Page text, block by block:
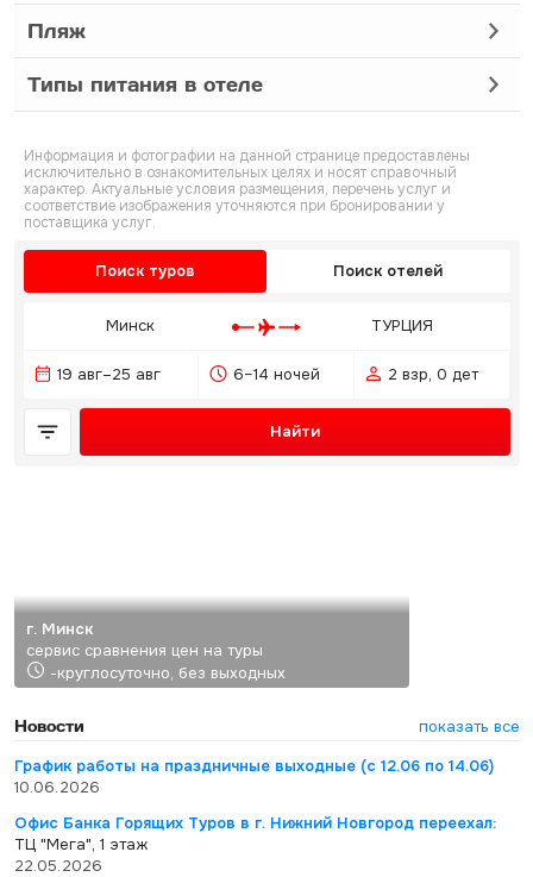
Пляж
Типы питания в отеле
Информация и фотографии на данной странице предоставлены
исключительно в ознакомительных целях и носят справочный
характер. Актуальные условия размещения, перечень услуг и
соответствие изображения уточняются при бронировании у
поставщика услуг.
Поиск туров Поиск отелей
Минск ТУРЦИЯ
19 авг–25 авг 6–14 ночей 2 взр, 0 дет
Найти
г. Минск
сервис сравнения цен на туры
-круглосуточно, без выходных
Новости
показать все
График работы на праздничные выходные (с 12.06 по 14.06)
10.06.2026
Офис Банка Горящих Туров в г. Нижний Новгород переехал:
ТЦ "Мега", 1 этаж
22.05.2026